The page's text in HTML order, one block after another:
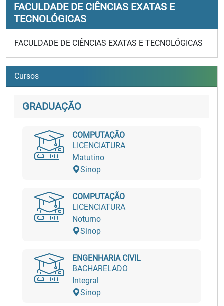
FACULDADE DE CIÊNCIAS EXATAS E
TECNOLÓGICAS
FACULDADE DE CIÊNCIAS EXATAS E TECNOLÓGICAS
Cursos
GRADUAÇÃO
COMPUTAÇÃO
LICENCIATURA
Matutino
Sinop
COMPUTAÇÃO
LICENCIATURA
Noturno
Sinop
ENGENHARIA CIVIL
BACHARELADO
Integral
Sinop